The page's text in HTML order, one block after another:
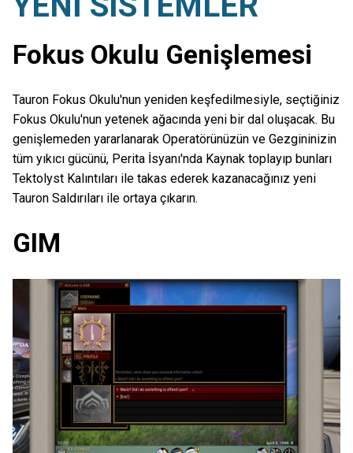
Fokus Okulu Genişlemesi
Tauron Fokus Okulu'nun yeniden keşfedilmesiyle, seçtiğiniz
Fokus Okulu'nun yetenek ağacında yeni bir dal oluşacak. Bu
genişlemeden yararlanarak Operatörünüzün ve Gezgininizin
tüm yıkıcı gücünü, Perita İsyanı'nda Kaynak toplayıp bunları
Tektolyst Kalıntıları ile takas ederek kazanacağınız yeni
Tauron Saldırıları ile ortaya çıkarın.
GIM